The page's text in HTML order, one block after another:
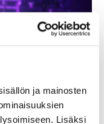
ja mainosten
Lisäksi